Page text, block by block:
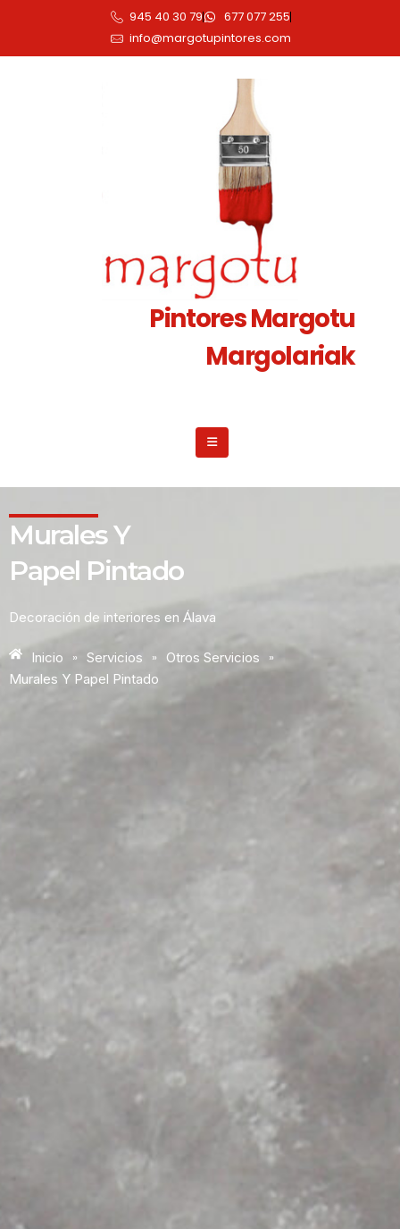
945 40 30 79
677 077 255
info@margotupintores.com
Pintores Margotu
Margolariak
Murales Y
Papel Pintado
Decoración de interiores en Álava
Inicio » Servicios » Otros Servicios
»
Murales Y Papel Pintado